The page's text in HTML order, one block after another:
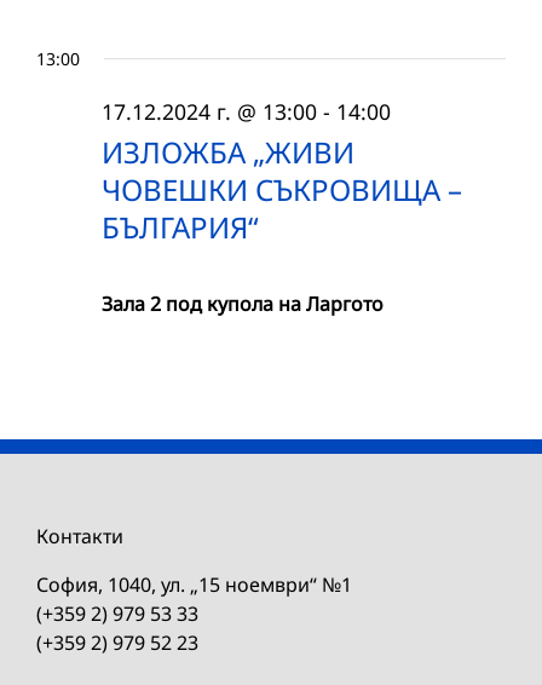
13:00
ИЗЛОЖБА „ЖИВИ
ЧОВЕШКИ СЪКРОВИЩА –
БЪЛГАРИЯ“
17.12.2024 г. @ 13:00 - 14:00
Зала 2 под купола на Ларгото
Контакти
София, 1040, ул. „15 ноември“ №1
(+359 2) 979 53 33
(+359 2) 979 52 23